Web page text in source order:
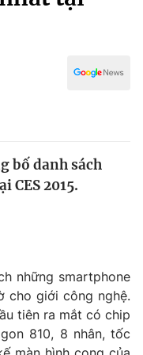
bố danh sách
CES 2015.
những smartphone
cho giới công nghệ.
tiên ra mắt có chip
810, 8 nhân, tốc